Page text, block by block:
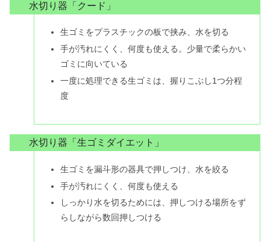
水切り器「クード」
生ゴミをプラスチックの板で挟み、水を切る
手が汚れにくく、何度も使える。少量で柔らかい
ゴミに向いている
一度に処理できる生ゴミは、握りこぶし1つ分程
度
水切り器「生ゴミダイエット」
生ゴミを漏斗形の器具で押しつけ、水を絞る
手が汚れにくく、何度も使える
しっかり水を切るためには、押しつける場所をず
らしながら数回押しつける